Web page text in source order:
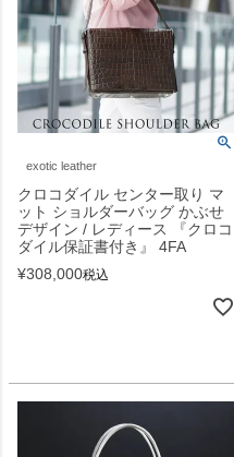
exotic leather
クロコダイル センター取り マ
ット ショルダーバッグ かぶせ
デザイン / レディース 『クロコ
ダイル保証書付き』 4FA
¥308,000税込